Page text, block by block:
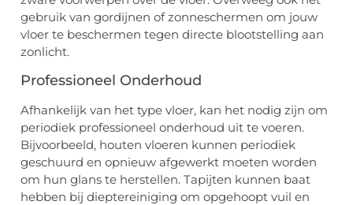
gebruik van gordijnen of zonneschermen om jouw
vloer te beschermen tegen directe blootstelling aan
zonlicht.
Professioneel Onderhoud
Afhankelijk van het type vloer, kan het nodig zijn om
periodiek professioneel onderhoud uit te voeren.
Bijvoorbeeld, houten vloeren kunnen periodiek
geschuurd en opnieuw afgewerkt moeten worden
om hun glans te herstellen. Tapijten kunnen baat
hebben bij dieptereiniging om opgehoopt vuil en